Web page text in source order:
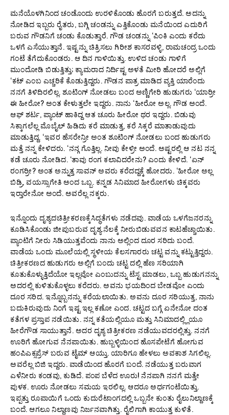
ಮನೆಯೊಳಗಿನಿಂದ ಚಂಡೊಂದು ಉರಳಿಕೊಂಡು ಹೊರಗೆ ಬರುತ್ತದೆ. ಅದನ್ನು
ನೋಡಿದ ಇಬ್ಬರು ರೈತರು, ಬಗ್ಗಿ ಚಂಡನ್ನು ಎತ್ತಿಕೊಂಡು ಮನೆಯಿಂದ ಎದುರಿಗೆ
ಬರುವ ಗೌಡನಿಗೆ ಚಂಡು ಕೊಡುತ್ತಾರೆ. ಗೌಡ ಚಂಡನ್ನು ‘ಪಿಂಕಿ ಎಂದು ಕರೆದು
ಒಳಗೆ ಎಸೆಯುತ್ತಾನೆ. ಇಷ್ಟನ್ನು ಚಿತ್ರಿಸಲು ಗಿರೀಶ ಕಾಸರವಳ್ಳಿ, ರಾಮಚಂದ್ರ ಒಂದು
ಗಂಟೆ ತೆಗೆದುಕೊಂಡರು. ಆ ದಿನ ಗಾಳಿಯಿತ್ತು. ಉಳಿದ ಚಂಡು ಗಾಳಿಗೆ
ಮುಂದೋಡಿ ಬಿಡುತ್ತಿತ್ತು; ಕ್ಯಾಮರಾದ ನಿರ್ದಿಷ್ಟ ಅಳತೆ ಮೀರಿ ಹೋದರೆ ಅಲ್ಲಿಗೆ
‘ಕಟ್ ಎಂಬ ಎಚ್ಚರಿಕೆ ಕೊಡುತ್ತಿದ್ದರು. ಗೌಡನ ಪಾತ್ರ ಮಾಡಿದ ವ್ಯಕ್ತಿ ಯಾರೆಂದು
ನನಗೆ ತಿಳಿದಿರಲಿಲ್ಲ. ಶೂಟಿಂಗ್ ನೋಡಲು ಬಂದ ಅಣ್ಣಿಗೇರಿ ಹುಡುಗರು ‘ಯಾರ್ರೀ
ಈ ಹೀರೋ? ಅಂತ ಕೇಳುತ್ತಲೇ ಇದ್ದರು. ನಾನು ‘ಹೀರೋ ಅಲ್ಲ. ಗೌಡ ಅಂದೆ.
ಆಫ್ ಶರ್ಟ, ಪ್ಯಾಂಟ್ ಹಾಕಿದ್ದ ಆತ ಚೂರು ಹೀರೋ ಥರ ಇದ್ದರು. ಬಿಡುವು
ಸಿಕ್ಕಾಗಲೆಲ್ಲ ಮೊಬೈಲ್ ಹಿಡಿದು ಕರೆ ಮಾಡುತ್ತ, ಕರೆ ಸಿಕ್ಕರೆ ಮಾತಾಡುವುದು
ಮಾಡುತ್ತಿದ್ದ. ‘ಇವರ ಹೆಸರೇನ್ರೀ ಅಂತ ಶೂಟಿಂಗ್ ನೋಡಲು ಬಂದ ಹುಡುಗರು
ಮತ್ತೆ ನನ್ನ ಕೇಳಿದರು. ‘ನನ್ಗ ಗೊತ್ತಿಲ್ಲ. ನೀವು ಕೇಳ್ರೀ ಅಂದೆ. ಅಷ್ಟರಲ್ಲಿ ಆ ನಟ ನನ್ನ
ಕಡೆ ಚೂರು ನೋಡಿದ. ‘ತಾವು ರಂಗ ಕಲಾವಿದರೇನು? ಎಂದು ಕೇಳಿದೆ. ‘ಏನ್
ರಂಗರ್ರೀ? ಅಂತ ಅನ್ನುತ್ತ ಸಾವನ್ ಅವರು ಕರೆದದ್ದಕ್ಕೆ ಹೋದರು. ‘ಹೀರೋ ಅಲ್ಲ
ಬಿಡ್ರಿ, ವಯಸ್ಸಾಗೇತಿ ಅಂದ ಒಬ್ಬ. ಕನ್ನಡ ಸಿನಿಮಾದ ಹೀರೋಗಳು ಚಿಕ್ಕವರು
ಇರ‍್ತಾರೇನೋ ಅಂದೆ. ಅವರೆಲ್ಲ ನಕ್ಕರು.
ಇನ್ನೊಂದು ದೃಶ್ಯದಚಿತ್ರೀಕರಣಕ್ಕೆಸಿದ್ಧತೆಗಳು ನಡೆದವು. ವಾಡೆಯ ಒಳಗೆಜನರನ್ನು
ಕೂಡಿಸಿಕೊಂಡು ಜೀಪುಬರುವ ದೃಶ್ಯ.ನೆಲಕ್ಕೆ ನೀರುಬಿಡುವವನ ಕಾಟಹೆಚ್ಚಾಯಿತು.
ಪ್ಯಾಂಟಿಗೆ ನೀರು ಸಿಡಿಯುತ್ತವೆಂದು ನಾನು ಅಲ್ಲಿಂದ ದೂರ ಸರಿದು ಬಂದೆ.
ವಾಡೆಯ ಒಂದು ಮೂಲೆಯಲ್ಲಿ ಸ್ಥಳೀಯ ಕೆಲಸಗಾರರು ಚಟ್ಟ ವನ್ನು ಕಟ್ಟುತ್ತಿದ್ದರು.
ಚಿತ್ರೀಕರಣದ ಹುಡುಗರು ಅಲ್ಲಿಗೆ ಬಂದು ಚಟ್ಟ ದಲ್ಲಿ ಹೆಣ ಸರಿಯಾಗಿ
ಕೂತುಕೊಳ್ಳುತ್ತಿದೆಯೋ ಇಲ್ಲವೋ ಎಂಬುದನ್ನು ಟೆಸ್ಟ ಮಾಡಲು, ಒಬ್ಬ ಹುಡುಗನನ್ನು
ಅದರಲ್ಲಿ ಕುಳಿತುಕೊಳ್ಳಲು ಕರೆದರು. ಅವನು ಭಯದಿಂದ ಬೇಡವೋ ಎಂದು
ದೂರ ಸರಿದ. ಇನ್ನೊಬ್ಬನನ್ನು ಕರೆಯಲಾಯಿತು. ಅವನು ದೂರ ಸರಿಯುತ್ತ, ನಾನು
ಬದುಕಿರುವುದು ನಿಂಗೆ ಇಷ್ಟ ಇಲ್ಲ ಕಣೋ ಎಂದ. ಚಟ್ಟದ ಬಗ್ಗೆ ಏನೇನೋ ದಂತ
ಕತೆಗಳ ಪ್ರಸ್ತಾಪ ನಡೆಯಿತು. ನನ್ನ ಕತೆಯಲ್ಲಿಯೂ ಮತ್ತು ಸಿನಿಮಾದಲ್ಲ್ಲಿಯೂ
ಹೀರೆಗೌಡ ಸಾಯುತ್ತಾನೆ. ಅದರ ದೃಶ್ಯ ಚಿತ್ರೀಕರಣ ನಡೆಯುವದರಲ್ಲಿತ್ತು. ನನಗೆ
ಊರಿಗೆ ಹೋಗುವ ನೆನಪಾಯಿತು. ಹುಬ್ಬಳ್ಳಿಯಿಂದ ಹೊಸಪೇಟೆಗೆ ಹೋಗುವ
ಹಂಪಿಎಕ್ಸಪ್ರೆಸ್ ಬರುವ ಟೈಮ್ ಆಯ್ತು. ಯಾರಿಗೂ ಹೇಳಲು ಅವಕಾಶ ಸಿಗಲಿಲ್ಲ.
ಅವರೆಲ್ಲ ಬಿಜಿ ಇದ್ದರು. ವಾಡೆಯಿಂದ ಹೊರಗೆ ಬಂದೆ. ನಡೆಯುತ್ತ ಬರುವಾಗ
ಎಳೆನೀರು ಕಂಡವು, ಕುಡಿದೆ. ಪಂಪ ಬೆಳೆದ ಊರು! ನೆನಪಾಗಿ ನನಗೆ ಮತ್ತೇ
ಪುಳಕ. ಊರು ನೋಡಲು ಸಮಯ ಇರಲಿಲ್ಲ. ಆದರೂ ಅರ್ಧಗಂಟೆಯಿತ್ತು.
ಇಪ್ಪತ್ತು ರೂಪಾಯಿಗೆ ಒಂದು ಕುದುರೆಟಾಂಗದಲ್ಲಿ ಒಬ್ಬನೇ ಕುಂತು ರೈಲುನಿಲ್ದಾಣಕ್ಕೆ
ಬಂದೆ. ಆಗಲೂ ನಿಲ್ದಾಣವು ನಿರ್ಜನವಾಗಿತ್ತು. ರೈಲಿಗಾಗಿ ಕಾಯುತ್ತ ಕುಳಿತೆ.